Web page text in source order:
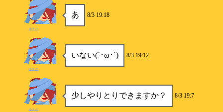
あ 8/3 19:18
ゆきの
いない(`･ω･´) 8/3 19:12
ゆきの
少しやりとりできますか？ 8/3 19:7
ゆきの